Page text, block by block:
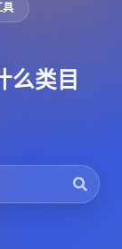
具
么类目